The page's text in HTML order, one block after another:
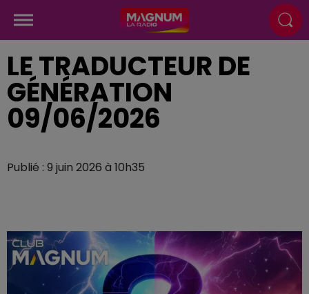
LE TRADUCTEUR DE
GÉNÉRATION
09/06/2026
Publié : 9 juin 2026 à 10h35